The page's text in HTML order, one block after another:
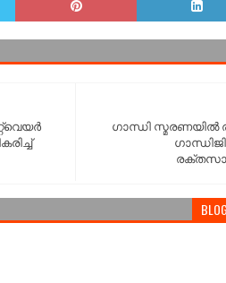
ഗാന്ധി സ്മരണയിൽ